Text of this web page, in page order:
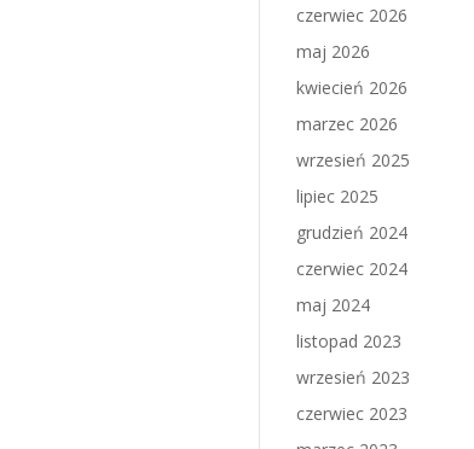
czerwiec 2026
maj 2026
kwiecień 2026
marzec 2026
wrzesień 2025
lipiec 2025
grudzień 2024
czerwiec 2024
maj 2024
listopad 2023
wrzesień 2023
czerwiec 2023